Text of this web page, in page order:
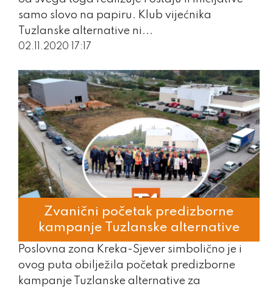
samo slovo na papiru. Klub vijećnika
Tuzlanske alternative ni...
02.11.2020 17:17
Zvanični početak predizborne
kampanje Tuzlanske alternative
Poslovna zona Kreka-Sjever simbolično je i
ovog puta obilježila početak predizborne
kampanje Tuzlanske alternative za